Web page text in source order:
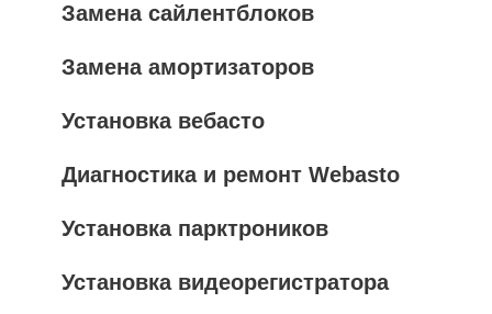
Замена сайлентблоков
Замена амортизаторов
Установка вебасто
Диагностика и ремонт Webasto
Установка парктроников
Установка видеорегистратора